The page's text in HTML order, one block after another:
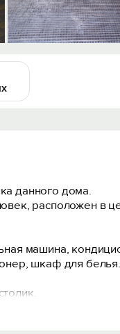
данного дома.
расположен в
машина,
шкаф для белья.